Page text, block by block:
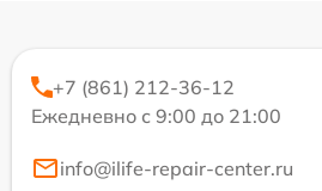
+7 (861) 212-36-12
Ежедневно с 9:00 до 21:00
info@ilife-repair-center.ru